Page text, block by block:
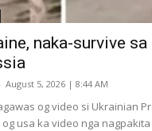
naka-survive sa
- August 5, 2026 | 8:44 AM
og video si Ukrainian
usa ka video nga